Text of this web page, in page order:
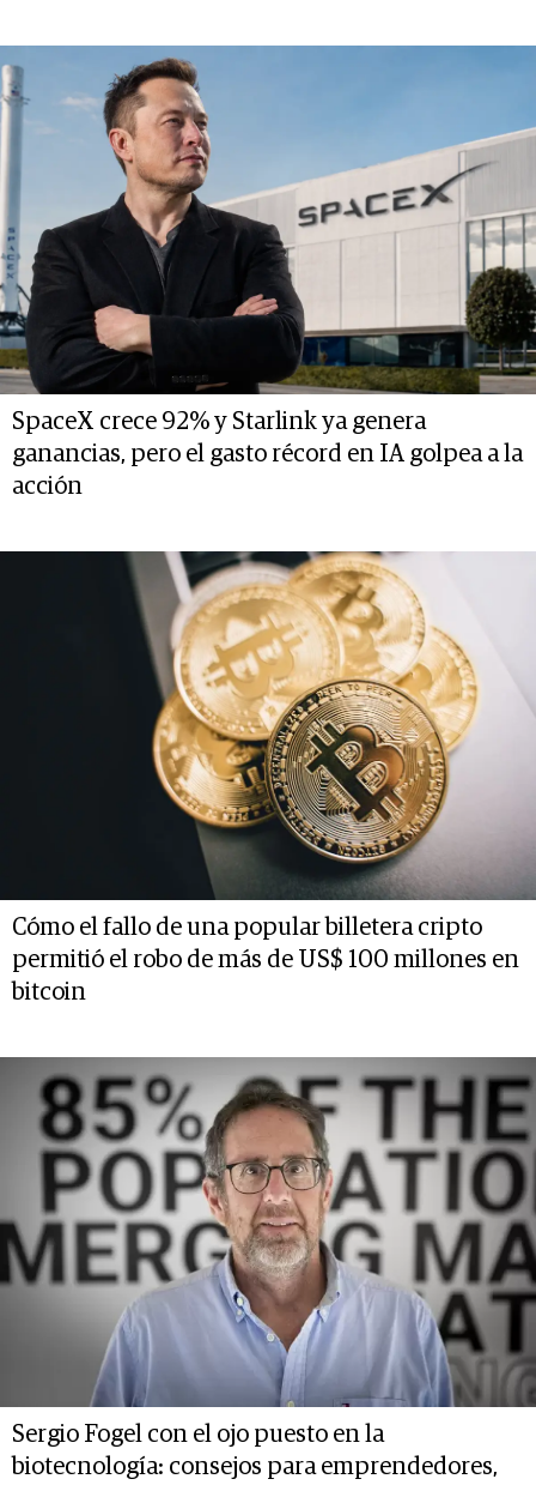
SpaceX crece 92% y Starlink ya genera
ganancias, pero el gasto récord en IA golpea a la
acción
Cómo el fallo de una popular billetera cripto
permitió el robo de más de US$ 100 millones en
bitcoin
Sergio Fogel con el ojo puesto en la
biotecnología: consejos para emprendedores,